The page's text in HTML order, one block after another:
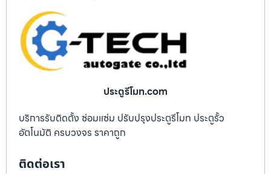
ประตูรีโมท.com
บริการรับติดตั้ง ซ่อมแซ่ม ปรับปรุงประตูรีโมท ประตูรั้ว
อัตโนมัติ ครบวงจร ราคาถูก
ติดต่อเรา